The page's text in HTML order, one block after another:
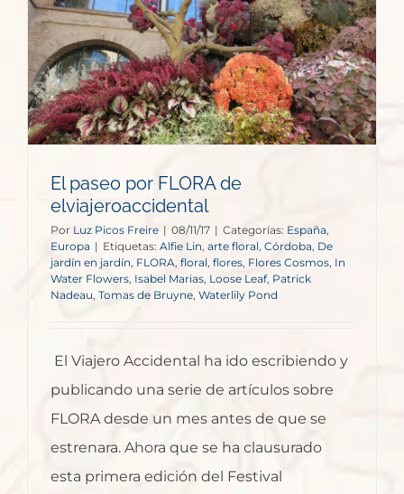
El paseo por FLORA de
elviajeroaccidental
Por Luz Picos Freire | 08/11/17 | Categorías: España
Europa | Etiquetas: Alfie Lin arte floral, Córdoba De
jardín en jardín FLORA, floral flores, Flores Cosmos In
Water Flowers, Isabel Marias Loose Leaf, Patrick
Nadeau, Tomas de Bruyne Waterlily Pond
El Viajero Accidental ha ido escribiendo y
publicando una serie de artículos sobre
FLORA desde un mes antes de que se
estrenara. Ahora que se ha clausurado
esta primera edición del Festival